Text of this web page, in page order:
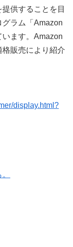
供することを目
ラム「Amazon
ます。Amazon
販売により紹介
display.html?